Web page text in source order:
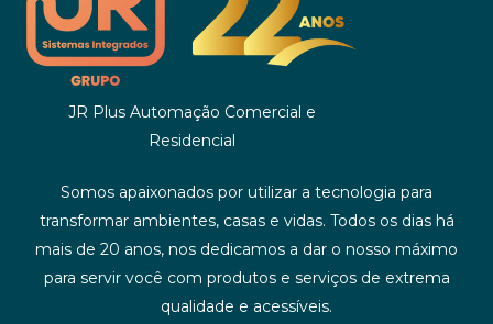
JR Plus Automação Comercial e
Residencial
Somos apaixonados por utilizar a tecnologia para
transformar ambientes, casas e vidas. Todos os dias há
mais de 20 anos, nos dedicamos a dar o nosso máximo
para servir você com produtos e serviços de extrema
qualidade e acessíveis.